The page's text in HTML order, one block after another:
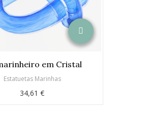
em Cristal
Estatuetas Marinhas
34,61 €